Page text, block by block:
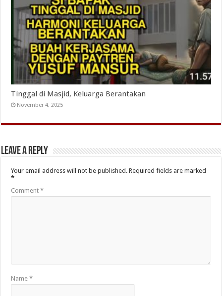
Tinggal di Masjid, Keluarga Berantakan
November 4, 2025
Leave a Reply
Your email address will not be published. Required fields are marked
*
Comment*
Name*